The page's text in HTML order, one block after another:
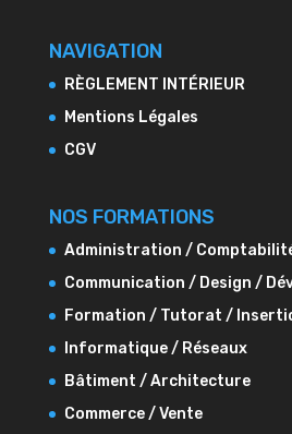
NAVIGATION
RÈGLEMENT INTÉRIEUR
Mentions Légales
CGV
NOS FORMATIONS
Administration /
Communication / Design /
Formation / Tutorat /
Informatique / Réseaux
Bâtiment / Architecture
Commerce / Vente